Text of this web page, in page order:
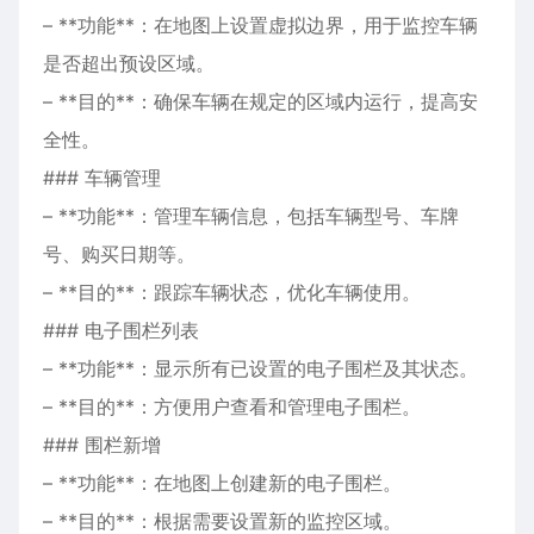
– **功能**：在地图上设置虚拟边界，用于监控车辆
是否超出预设区域。
– **目的**：确保车辆在规定的区域内运行，提高安
全性。
### 车辆管理
– **功能**：管理车辆信息，包括车辆型号、车牌
号、购买日期等。
– **目的**：跟踪车辆状态，优化车辆使用。
### 电子围栏列表
– **功能**：显示所有已设置的电子围栏及其状态。
– **目的**：方便用户查看和管理电子围栏。
### 围栏新增
– **功能**：在地图上创建新的电子围栏。
– **目的**：根据需要设置新的监控区域。